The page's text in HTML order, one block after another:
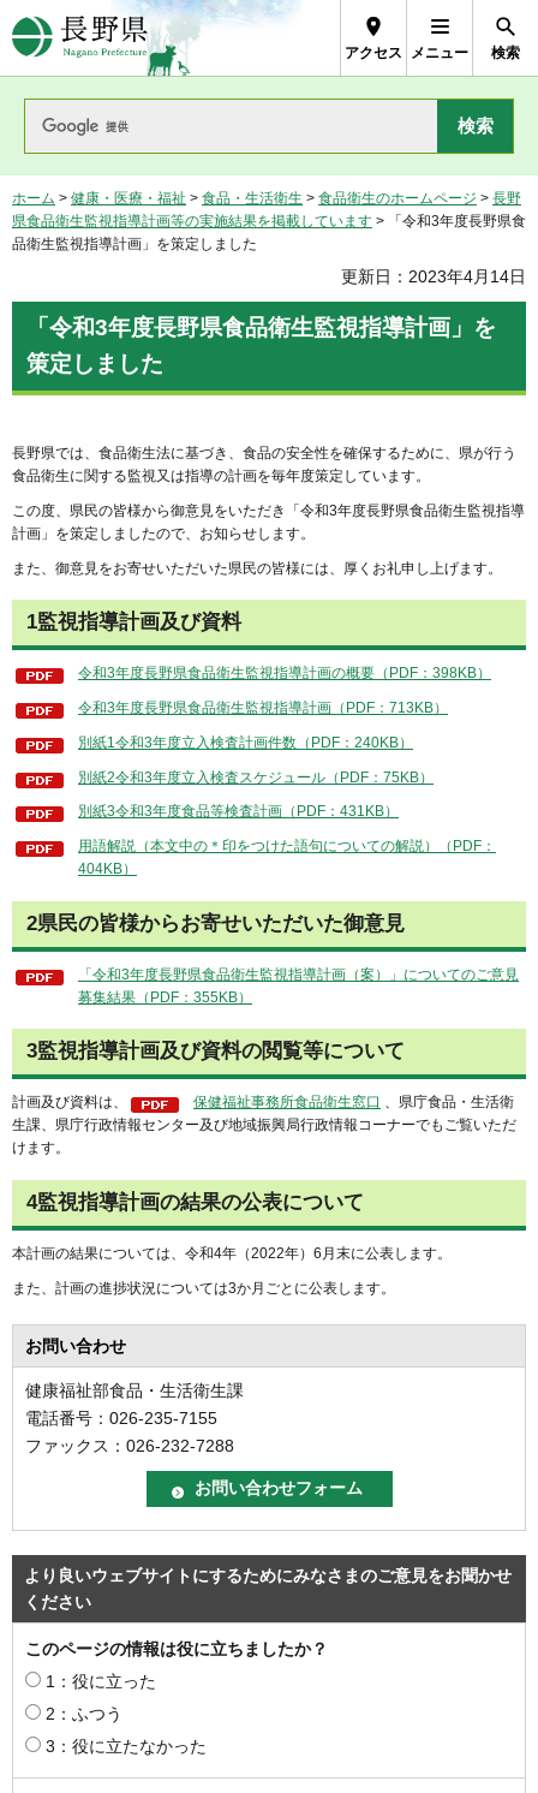
長野県Nagano Prefecture
アクセス メニュー 検索
ホーム > 健康・医療・福祉 > 食品・生活衛生 > 食品衛生のホームページ > 長野
県食品衛生監視指導計画等の実施結果を掲載しています > 「令和3年度長野県食
品衛生監視指導計画」を策定しました
更新日：2023年4月14日
「令和3年度長野県食品衛生監視指導計画」を
策定しました
長野県では、食品衛生法に基づき、食品の安全性を確保するために、県が行う
食品衛生に関する監視又は指導の計画を毎年度策定しています。
この度、県民の皆様から御意見をいただき「令和3年度長野県食品衛生監視指導
計画」を策定しましたので、お知らせします。
また、御意見をお寄せいただいた県民の皆様には、厚くお礼申し上げます。
1監視指導計画及び資料
令和3年度長野県食品衛生監視指導計画の概要（PDF：398KB）
令和3年度長野県食品衛生監視指導計画（PDF：713KB）
別紙1令和3年度立入検査計画件数（PDF：240KB）
別紙2令和3年度立入検査スケジュール（PDF：75KB）
別紙3令和3年度食品等検査計画（PDF：431KB）
用語解説（本文中の＊印をつけた語句についての解説）（PDF：
404KB）
2県民の皆様からお寄せいただいた御意見
「令和3年度長野県食品衛生監視指導計画（案）」についてのご意見
募集結果（PDF：355KB）
3監視指導計画及び資料の閲覧等について
計画及び資料は、 保健福祉事務所食品衛生窓口 、県庁食品・生活衛
生課、県庁行政情報センター及び地域振興局行政情報コーナーでもご覧いただ
けます。
4監視指導計画の結果の公表について
本計画の結果については、令和4年（2022年）6月末に公表します。
また、計画の進捗状況については3か月ごとに公表します。
お問い合わせ
健康福祉部食品・生活衛生課
電話番号：026-235-7155
ファックス：026-232-7288
より良いウェブサイトにするためにみなさまのご意見をお聞かせ
ください
このページの情報は役に立ちましたか？
1：役に立った
2：ふつう
3：役に立たなかった